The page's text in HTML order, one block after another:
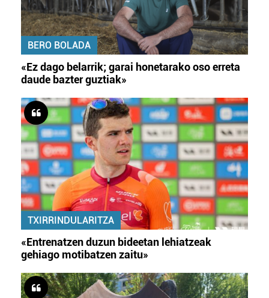
BERO BOLADA
«Ez dago belarrik; garai honetarako oso erreta
daude bazter guztiak»
TXIRRINDULARITZA
«Entrenatzen duzun bideetan lehiatzeak
gehiago motibatzen zaitu»